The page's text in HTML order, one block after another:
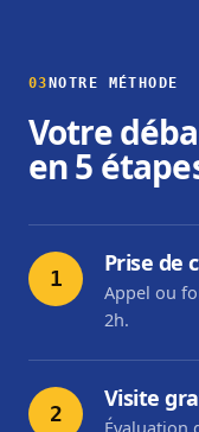
03 NOTRE MÉTHODE
Votre
en 5
1
Prise de
Appel ou
2h.
2
Visite